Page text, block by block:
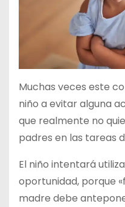
Muchas veces este
niño a evitar alguna
que realmente no
padres en las tareas
El niño intentará
oportunidad, porque
madre debe